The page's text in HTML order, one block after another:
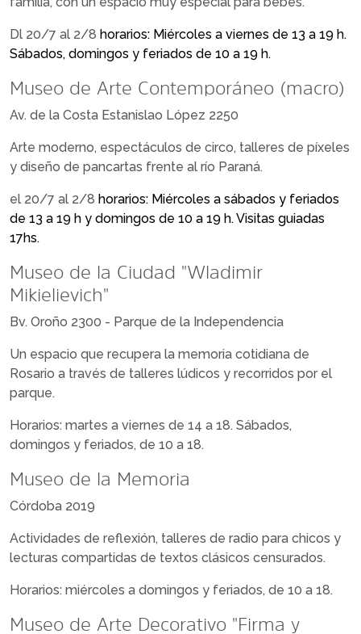
Dl 20/7 al 2/8 horarios: Miércoles a viernes de 13 a 19 h.
Sábados, domingos y feriados de 10 a 19 h.
Museo de Arte Contemporáneo (macro)
Av. de la Costa Estanislao López 2250
Arte moderno, espectáculos de circo, talleres de píxeles
y diseño de pancartas frente al río Paraná.
el 20/7 al 2/8 horarios: Miércoles a sábados y feriados
de 13 a 19 h y domingos de 10 a 19 h. Visitas guiadas
17hs.
Museo de la Ciudad "Wladimir
Mikielievich"
Bv. Oroño 2300 - Parque de la Independencia
Un espacio que recupera la memoria cotidiana de
Rosario a través de talleres lúdicos y recorridos por el
parque.
Horarios: martes a viernes de 14 a 18. Sábados,
domingos y feriados, de 10 a 18.
Museo de la Memoria
Córdoba 2019
Actividades de reflexión, talleres de radio para chicos y
lecturas compartidas de textos clásicos censurados.
Horarios: miércoles a domingos y feriados, de 10 a 18.
Museo de Arte Decorativo "Firma y